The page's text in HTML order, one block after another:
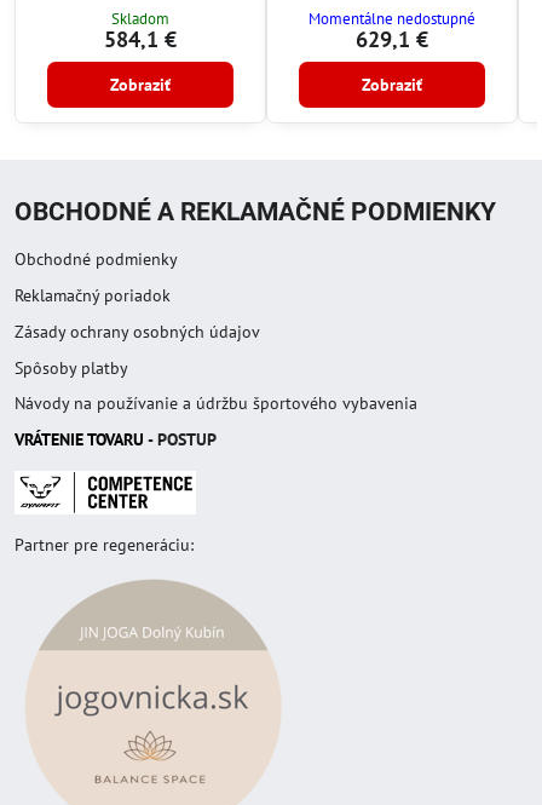
Skladom
584,1 €
Zobraziť
Momentálne nedostupné
629,1 €
Zobraziť
OBCHODNÉ A REKLAMAČNÉ PODMIENKY
Obchodné podmienky
Reklamačný poriadok
Zásady ochrany osobných údajov
Spôsoby platby
Návody na používanie a údržbu športového vybavenia
VRÁTENIE TOVARU - POSTUP
Partner pre regeneráciu: